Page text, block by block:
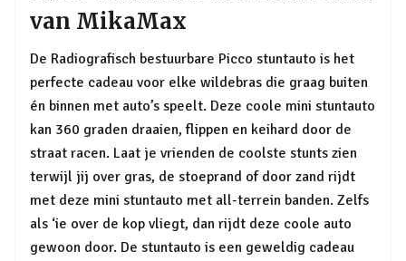
van MikaMax
De Radiografisch bestuurbare Picco stuntauto is het
perfecte cadeau voor elke wildebras die graag buiten
én binnen met auto’s speelt. Deze coole mini stuntauto
kan 360 graden draaien, flippen en keihard door de
straat racen. Laat je vrienden de coolste stunts zien
terwijl jij over gras, de stoeprand of door zand rijdt
met deze mini stuntauto met all-terrein banden. Zelfs
als ‘ie over de kop vliegt, dan rijdt deze coole auto
gewoon door. De stuntauto is een geweldig cadeau